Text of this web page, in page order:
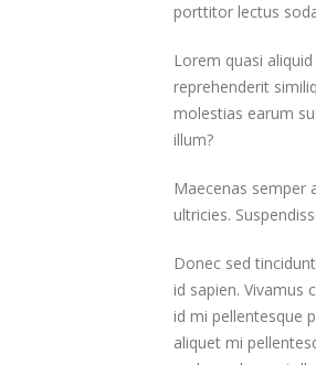
porttitor lectus
Lorem quasi
reprehenderit
molestias earum
illum?
Maecenas semper
ultricies.
Donec sed
id sapien. Vivamus
id mi pellentesque
aliquet mi